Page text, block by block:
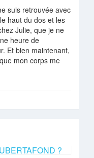
suis retrouvée avec
haut du dos et les
Julie, que je ne
heure de
Et bien maintenant,
mon corps me
?